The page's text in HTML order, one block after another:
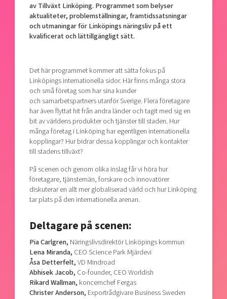
Shaping cities and regions
East Sweden Tech Women
Reversed mentorship
Current offers and activities
Upscaling
Talent & skills
Startup & industry collaboration
Funding opportunities
Our community of companies
Projects
Publications
Our clusters
Reach out to us
Locations
Today's lunch in Mjärdevi
av Tillväxt Linköping. Programmet som belyser
aktualiteter, problemställningar, framtidssatsningar
och utmaningar för Linköpings näringsliv på ett
kvalificerat och lättillgängligt sätt.
Det här programmet kommer att sätta fokus på
Linköpings internationella sidor. Här finns många stora
och små företag som har sina kunder
och samarbetspartners utanför Sverige. Flera företagare
har även flyttat hit från andra länder och tagit med sig en
bit av världens produkter och tjänster till staden. Hur
många företag i Linköping har egentligen internationella
kopplingar? Hur bidrar dessa kopplingar och kontakter
till stadens tillväxt?
På scenen och genom olika inslag får vi höra hur
företagare, tjänstemän, forskare och innovatörer
diskuterar en allt mer globaliserad värld och hur Linköping
tar plats på den internationella arenan.
Deltagare på scenen:
Pia Carlgren, Näringslivsdirektör Linköpings kommun
Lena Miranda, CEO Science Park Mjärdevi
Åsa Detterfelt,VD Mindroad
Abhisek Jacob, Co-founder, CEO Worldish
Rikard Wallman, koncernchef Fergas
Christer Anderson, Exportrådgivare Business Sweden